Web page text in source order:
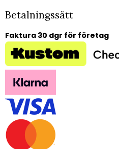
Betalningssätt
Faktura 30 dgr för företag